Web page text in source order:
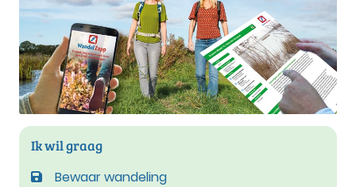
Ik wil graag
Bewaar wandeling